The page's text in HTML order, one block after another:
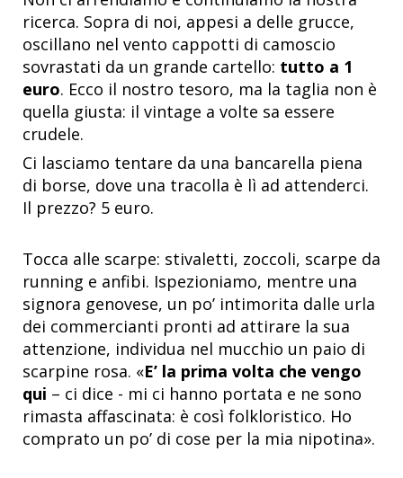
ricerca. Sopra di noi, appesi a delle grucce,
oscillano nel vento cappotti di camoscio
sovrastati da un grande cartello: tutto a 1
euro. Ecco il nostro tesoro, ma la taglia non è
quella giusta: il vintage a volte sa essere
crudele.
Ci lasciamo tentare da una bancarella piena
di borse, dove una tracolla è lì ad attenderci.
Il prezzo? 5 euro.
Tocca alle scarpe: stivaletti, zoccoli, scarpe da
running e anfibi. Ispezioniamo, mentre una
signora genovese, un po’ intimorita dalle urla
dei commercianti pronti ad attirare la sua
attenzione, individua nel mucchio un paio di
scarpine rosa. «E’ la prima volta che vengo
qui – ci dice - mi ci hanno portata e ne sono
rimasta affascinata: è così folkloristico. Ho
comprato un po’ di cose per la mia nipotina».